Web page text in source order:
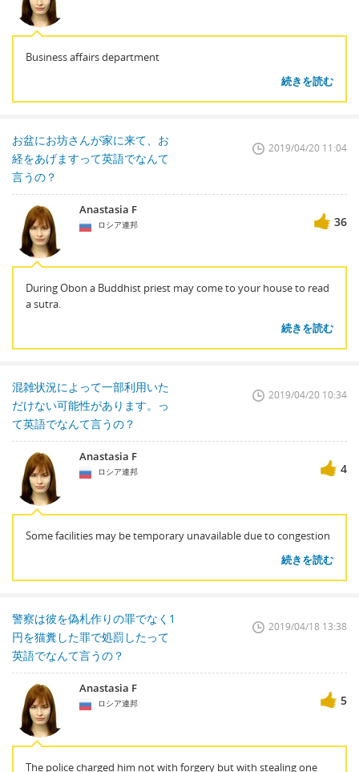
Business affairs department
続きを読む
お盆にお坊さんが家に来て、お
経をあげますって英語でなんて
言うの？
2019/04/20 11:04
Anastasia F
ロシア連邦 36
During Obon a Buddhist priest may come to your house to read
a sutra.
続きを読む
混雑状況によって一部利用いた
だけない可能性があります。っ
て英語でなんて言うの？
2019/04/20 10:34
Anastasia F
ロシア連邦 4
Some facilities may be temporary unavailable due to congestion
続きを読む
警察は彼を偽札作りの罪でなく1
円を猫糞した罪で処罰したって
英語でなんて言うの？
2019/04/18 13:38
Anastasia F
ロシア連邦 5
The police charged him not with forgery but with stealing one